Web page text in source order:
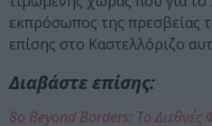
εκπρόσωπος της πρεσβείας
επίσης στο Καστελλόριζο
Διαβάστε επίσης:
8ο Beyond Borders: Το Διεθνές